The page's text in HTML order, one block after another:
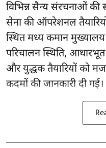
विभिन्न सैन्य संरचनाओं की
सेना की ऑपरेशनल
स्थित मध्य कमान
परिचालन स्थिति,
और युद्धक तैयारियों को
कदमों की जानकारी दी गई।